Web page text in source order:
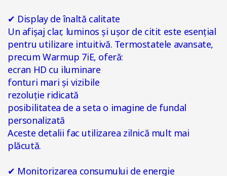
✔ Display de înaltă calitate
Un afișaj clar, luminos și ușor de citit este esențial
pentru utilizare intuitivă. Termostatele avansate,
precum Warmup 7iE, oferă:
ecran HD cu iluminare
fonturi mari și vizibile
rezoluție ridicată
posibilitatea de a seta o imagine de fundal
personalizată
Aceste detalii fac utilizarea zilnică mult mai
plăcută.
✔ Monitorizarea consumului de energie